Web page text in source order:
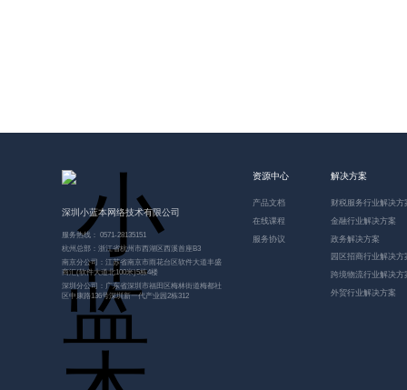
深圳小蓝本网络技术有限公司
服务热线： 0571-28135151
杭州总部：浙江省杭州市西湖区西溪首座B3
南京分公司：江苏省南京市雨花台区软件大道丰盛
商汇(软件大道北100米)5栋4楼
深圳分公司：广东省深圳市福田区梅林街道梅都社
区中康路136号深圳新一代产业园2栋312
资源中心
产品文档
在线课程
服务协议
解决方案
财税服务行业解决方
金融行业解决方案
政务解决方案
园区招商行业解决方
跨境物流行业解决方
外贸行业解决方案